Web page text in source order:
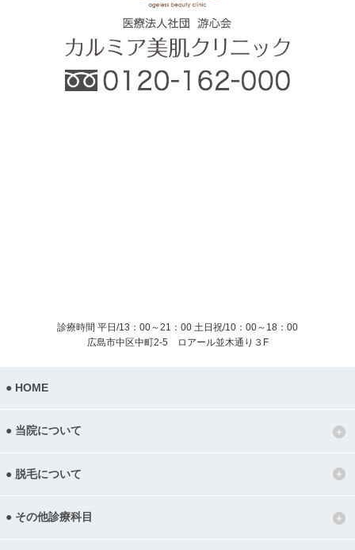
診療時間 平日/13：00～21：00 土日祝/10：00～18：00
広島市中区中町2-5 ロアール並木通り３F
HOME
当院について
脱毛について
その他診療科目